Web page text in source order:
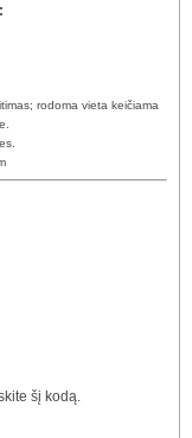
rodoma vieta keičiama
šį kodą.